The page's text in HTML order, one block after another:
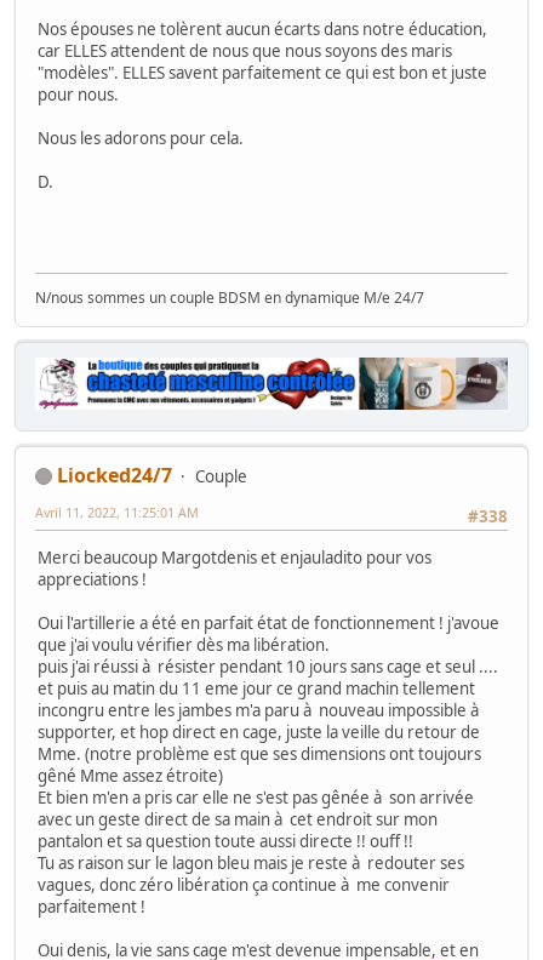
Nos épouses ne tolèrent aucun écarts dans notre éducation,
car ELLES attendent de nous que nous soyons des maris
"modèles". ELLES savent parfaitement ce qui est bon et juste
pour nous.
Nous les adorons pour cela.
D.
N/nous sommes un couple BDSM en dynamique M/e 24/7
Liocked24/7
Couple
#338
Avril 11, 2022, 11:25:01 AM
Merci beaucoup Margotdenis et enjauladito pour vos
appreciations !
Oui l'artillerie a été en parfait état de fonctionnement ! j'avoue
que j'ai voulu vérifier dès ma libération.
puis j'ai réussi à résister pendant 10 jours sans cage et seul ....
et puis au matin du 11 eme jour ce grand machin tellement
incongru entre les jambes m'a paru à nouveau impossible à
supporter, et hop direct en cage, juste la veille du retour de
Mme. (notre problème est que ses dimensions ont toujours
gêné Mme assez étroite)
Et bien m'en a pris car elle ne s'est pas gênée à son arrivée
avec un geste direct de sa main à cet endroit sur mon
pantalon et sa question toute aussi directe !! ouff !!
Tu as raison sur le lagon bleu mais je reste à redouter ses
vagues, donc zéro libération ça continue à me convenir
parfaitement !
Oui denis, la vie sans cage m'est devenue impensable, et en